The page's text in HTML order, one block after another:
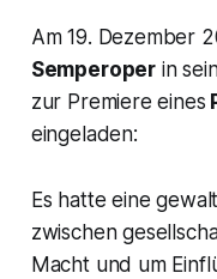
Am 19. Dezember
Semperoper in
zur Premiere eines
eingeladen:
Es hatte eine
zwischen
Macht und um